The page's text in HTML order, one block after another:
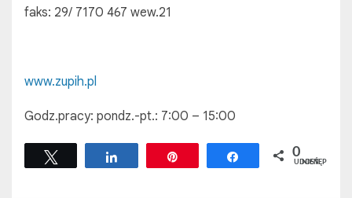
faks: 29/ 7170 467 wew.21
www.zupih.pl
Godz.pracy: pondz.-pt.: 7:00 – 15:00
Udostępnij Udostępnij
0
UDOSTĘPNIEŃ